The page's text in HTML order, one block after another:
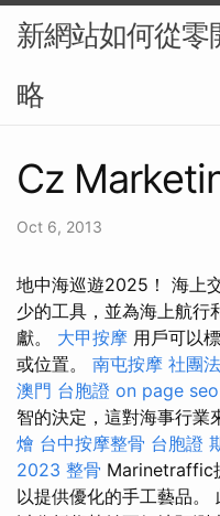
新網站如何從零
略
Cz
Oct 6, 2013
地中海巡遊2025！ 海上
少的工具，並為海上航行
獻。 大甲按摩 用戶可以
或位置。 南屯按摩 社團
澳門 台胞證 on page seo
智的決定，這對海事行業
燴 台中按摩整骨 台胞證
2023 整骨 Marinetraffic
以提供優化的手工藝品。